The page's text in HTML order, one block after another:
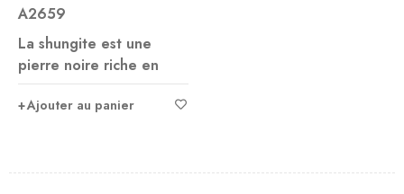
A2659
La shungite est une
pierre noire riche en
Ajouter au panier